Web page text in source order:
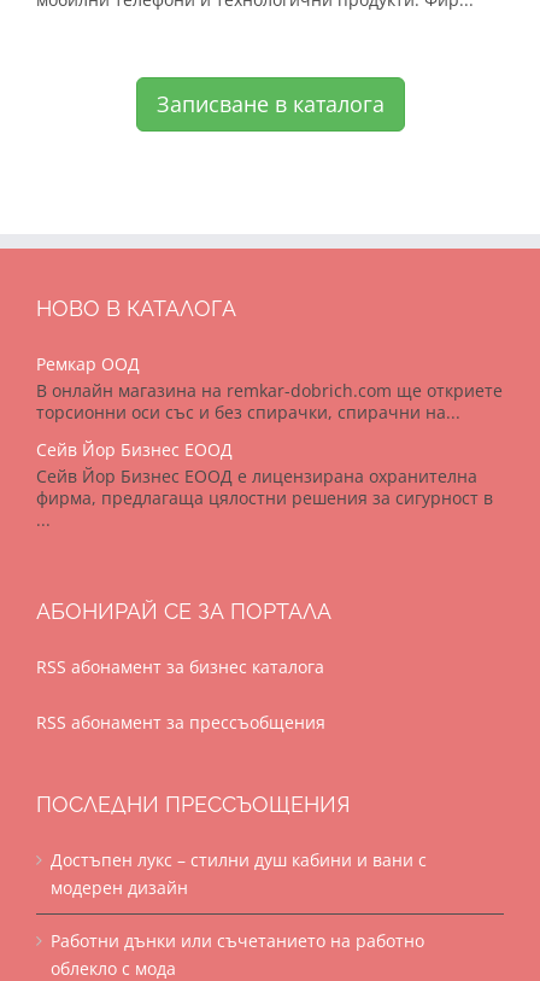
Записване в каталога
НОВО В КАТАЛОГА
Ремкар ООД
В онлайн магазина на remkar-dobrich.com ще откриете
торсионни оси със и без спирачки, спирачни на...
Сейв Йор Бизнес ЕООД
Сейв Йор Бизнес ЕООД е лицензирана охранителна
фирма, предлагаща цялостни решения за сигурност в
...
АБОНИРАЙ СЕ ЗА ПОРТАЛА
RSS абонамент за бизнес каталога
RSS абонамент за прессъобщения
ПОСЛЕДНИ ПРЕССЪОЩЕНИЯ
Достъпен лукс – стилни душ кабини и вани с
модерен дизайн
Работни дънки или съчетанието на работно
облекло с мода